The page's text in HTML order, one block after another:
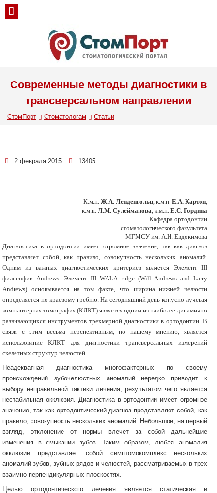
Современные методы диагностики в
трансверсальном направлении
СтомПорт Стоматологам Статьи
2 февраля 2015 13405
К.м.н. Ж.А. Ленденгольц, к.м.н. Е.А. Картон,
к.м.н. Л.М. Сулейманова, к.м.н. Е.С. Гордина
Кафедра ортодонтии
стоматологического факультета
МГМСУ им. А.И. Евдокимова
Диагностика в ортодонтии имеет огромное значение, так как диагноз
представляет собой, как правило, совокупность нескольких аномалий.
Одним из важных диагностических критериев является Элемент III
философии Andrews. Элемент III WALA ridge (Will Andrews and Larry
Andrews) основывается на том факте, что ширина нижней челюсти
определяется по краевому гребню. На сегодняшний день конусно-лучевая
компьютерная томография (КЛКТ) является одним из наиболее динамично
развивающихся инструментов трехмерной диагностики в ортодонтии. В
связи с этим весьма перспективным, по нашему мнению, является
использование КЛКТ для диагностики трансверсальных измерений
скелетных структур челюстей.
Неадекватная диагностика многофакторных по своему
происхождений зубочелюстных аномалий нередко приводит к
выбору неправильной тактики лечения, результатом чего является
нестабильная окклюзия. Диагностика в ортодонтии имеет огромное
значение, так как ортодонтический диагноз представляет собой, как
правило, совокупность нескольких аномалий. Небольшое, на первый
взгляд, отклонение от нормы влечет за собой дальнейшие
изменения в смыкании зубов. Таким образом, любая аномалия
окклюзии представляет собой симптомокомплекс нескольких
аномалий зубов, зубных рядов и челюстей, рассматриваемых в трех
взаимно перпендикулярных плоскостях.
Целью ортодонтического лечения является статическая и